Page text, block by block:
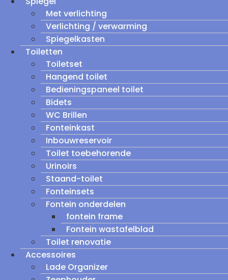
Met verlichting
Verlichting / verwarming
Spiegelkasten
Toiletten
Toiletset
Hangend toilet
Bedieningspaneel toilet
Bidets
WC Brillen
Fonteinkast
Inbouwreservoir
Toilet toebehorende
Urinoirs
Staand-toilet
Fonteinsets
Fontein onderdelen
fontein frame
Fontein wastafelblad
Toilet renovatie
Accessoires
Lade Organizer